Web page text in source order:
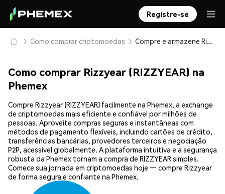
Registre-se
Como comprar criptomoedas Compre e armazene Rizzyear (RIZZYEAR) com segurança
Como comprar Rizzyear (RIZZYEAR) na
Phemex
Compre Rizzyear (RIZZYEAR) facilmente na Phemex, a exchange
de criptomoedas mais eficiente e confiável por milhões de
pessoas. Aproveite compras seguras e instantâneas com
métodos de pagamento flexíveis, incluindo cartões de crédito,
transferências bancárias, provedores terceiros e negociação
P2P, acessível globalmente. A plataforma intuitiva e a segurança
robusta da Phemex tornam a compra de RIZZYEAR simples.
Comece sua jornada em criptomoedas hoje — compre Rizzyear
de forma segura e confiante na Phemex.